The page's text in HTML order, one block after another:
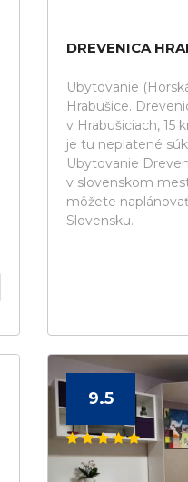
DREVENICA
Ubytovanie
Hrabušice.
v Hrabušiciach, 15
je tu neplatené
Ubytovanie
v slovenskom
môžete
Slovensku.
9.5